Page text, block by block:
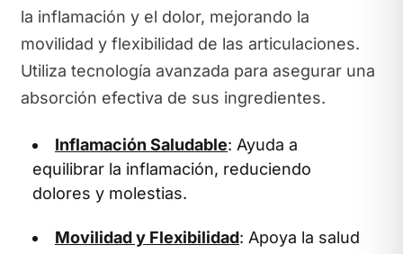
la inflamación y el dolor, mejorando la
movilidad y flexibilidad de las articulaciones.
Utiliza tecnología avanzada para asegurar una
absorción efectiva de sus ingredientes.
Inflamación Saludable: Ayuda a
equilibrar la inflamación, reduciendo
dolores y molestias.
Movilidad y Flexibilidad: Apoya la salud